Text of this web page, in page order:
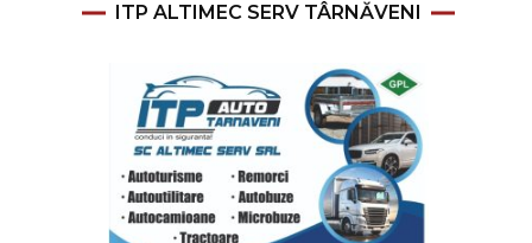
ITP ALTIMEC SERV TÂRNĂVENI